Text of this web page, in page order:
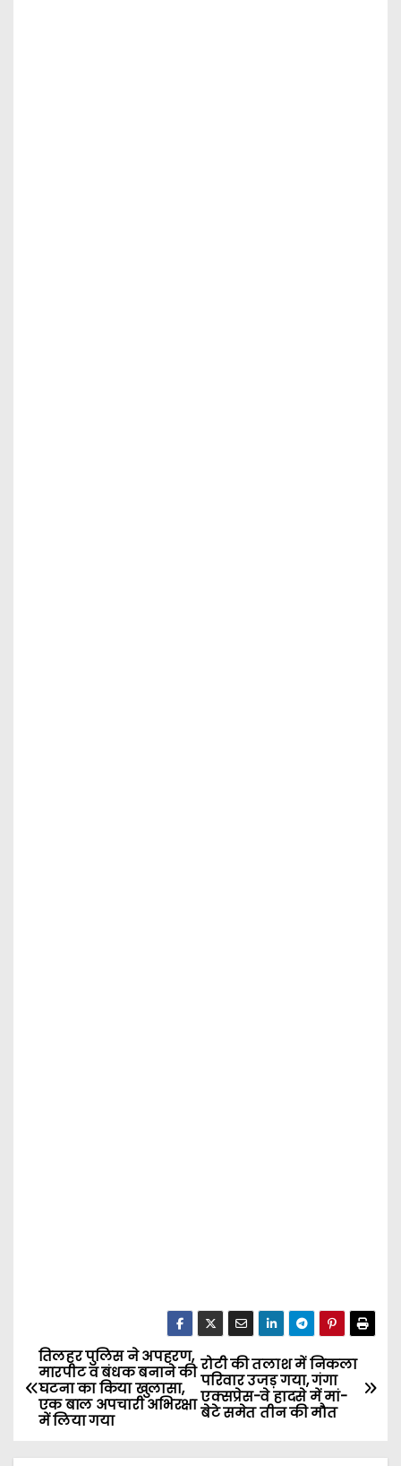
P
o
रोटी की तलाश में निकला
परिवार उजड़ गया, गंगा
एक्सप्रेस-वे हादसे में मां-
बेटे समेत तीन की मौत
तिलहर पुलिस ने अपहरण,
मारपीट व बंधक बनाने की
घटना का किया खुलासा,
एक बाल अपचारी अभिरक्षा
में लिया गया